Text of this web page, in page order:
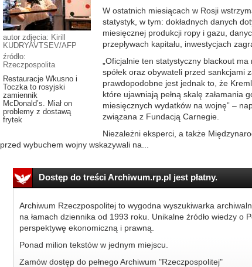
autor zdjęcia: Kirill
KUDRYAVTSEV/AFP
źródło:
Rzeczpospolita
Restauracje Wkusno i
Toczka to rosyjski
zamiennik
McDonald’s. Miał on
problemy z dostawą
frytek
W ostatnich miesiącach w Rosji
statystyk, w tym: dokładnych danych
miesięcznej produkcji ropy i gazu,
przepływach kapitału, inwestycjach
„Oficjalnie ten statystyczny blackout
spółek oraz obywateli przed sankcjami
prawdopodobne jest jednak to, że
które ujawniają pełną skalę załamania
miesięcznych wydatków na wojnę” –
związana z Fundacją Carnegie.
Niezależni eksperci, a także
przed wybuchem wojny wskazywali na...
Dostęp do treści Archiwum.rp.pl jest płatny.
Archiwum Rzeczpospolitej to wygodna wyszukiwarka
na łamach dziennika od 1993 roku. Unikalne źródło wiedzy o
perspektywę ekonomiczną i prawną.
Ponad milion tekstów w jednym miejscu.
Zamów dostęp do pełnego Archiwum "Rzeczpospolitej"